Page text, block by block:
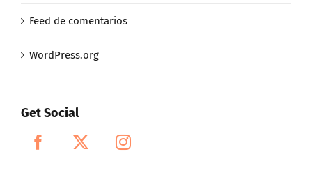
Feed de comentarios
WordPress.org
Get Social